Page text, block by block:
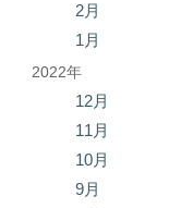
2月
1月
2022年
12月
11月
10月
9月